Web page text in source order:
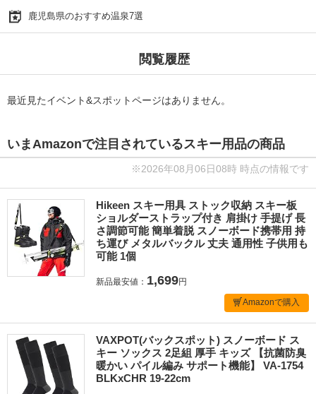
鹿児島県のおすすめ温泉7選
閲覧履歴
最近見たイベント&スポットページはありません。
いまAmazonで注目されているスキー用品の商品
※2026年08月06日08時 時点の情報です
Hikeen スキー用具 ストック収納 スキー板
ショルダーストラップ付き 肩掛け 手提げ 長
さ調節可能 簡単着脱 スノーボード携帯用 持
ち運び メタルバックル 丈夫 通用性 子供用も
可能 1個
新品最安値： 1,699円
Amazonで購入
VAXPOT(バックスポット) スノーボード ス
キー ソックス 2足組 厚手 キッズ 【抗菌防臭
暖かい パイル編み サポート機能】 VA-1754
BLKxCHR 19-22cm